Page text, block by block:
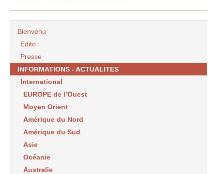
Bienvenu
Edito
Presse
INFORMATIONS - ACTUALITES
International
EUROPE de l’Ouest
Moyen Orient
Amérique du Nord
Amérique du Sud
Asie
Océanie
Australie